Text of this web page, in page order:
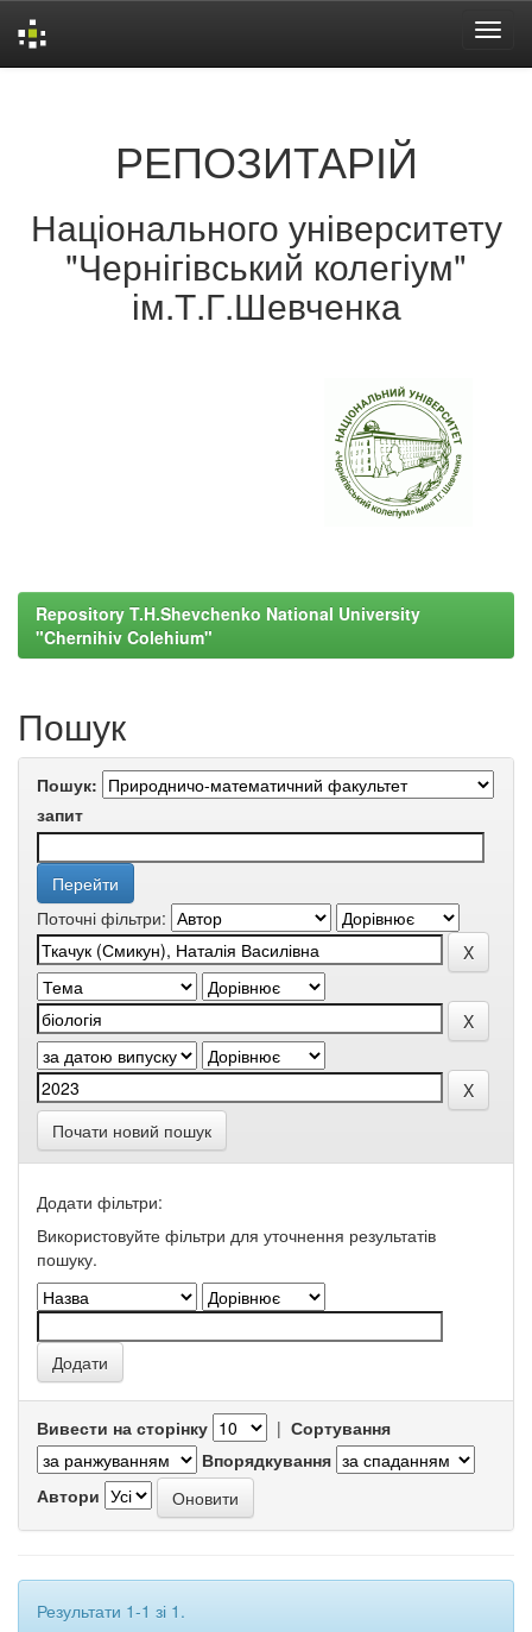
РЕПОЗИТАРІЙ
Національного університету
"Чернігівський колегіум"
ім.Т.Г.Шевченка
Repository T.H.Shevchenko National University
"Chernihiv Colehium"
Пошук
Пошук:
запит
Поточні фільтри:
Почати новий пошук
Додати фільтри:
Використовуйте фільтри для уточнення результатів
пошуку.
Вивести на сторінку | Сортування
Впорядкування
Автори
Результати 1-1 зі 1.